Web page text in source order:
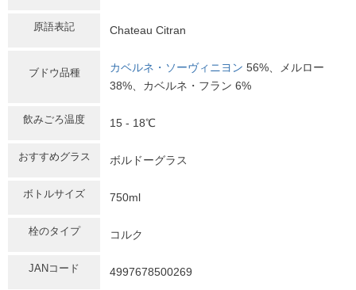
原語表記 Chateau Citran
ブドウ品種 カベルネ・ソーヴィニヨン 56%、メルロー
38%、カベルネ・フラン 6%
飲みごろ温度 15 - 18℃
おすすめグラス ボルドーグラス
ボトルサイズ 750ml
栓のタイプ コルク
JANコード 4997678500269